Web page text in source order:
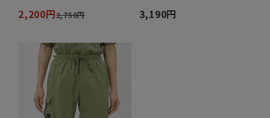
2,200円2,750円 3,190円